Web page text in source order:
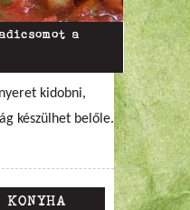
a
kidobni,
készülhet belőle.
KONYHA